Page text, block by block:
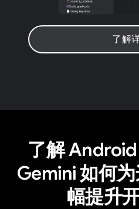
了解
了解
Gemini 如何
幅提升